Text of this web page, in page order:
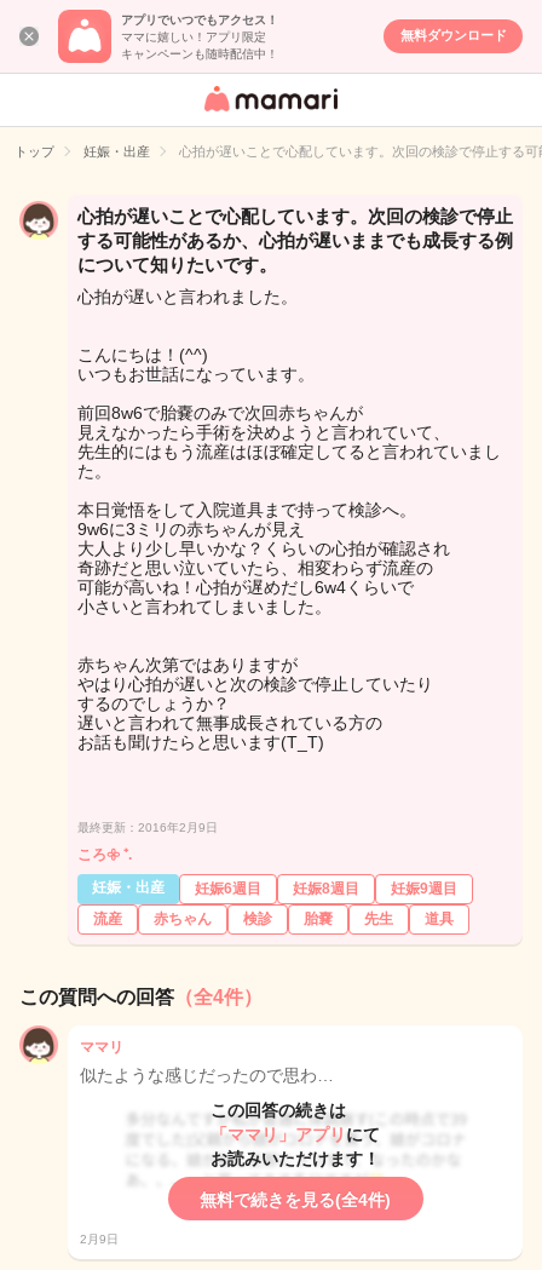
アプリでいつでもアクセス！
ママに嬉しい！アプリ限定
キャンペーンも随時配信中！
無料ダウンロード
女性専用匿名QA
イト
トップ 妊娠・出産 心拍が遅いことで心配しています。次回の検診で停止する
心拍が遅いことで心配しています。次回の検診で停止
する可能性があるか、心拍が遅いままでも成長する例
について知りたいです。
心拍が遅いと言われました。
こんにちは！(^^)
いつもお世話になっています。
前回8w6で胎嚢のみで次回赤ちゃんが
見えなかったら手術を決めようと言われていて、
先生的にはもう流産はほぼ確定してると言われていまし
た。
本日覚悟をして入院道具まで持って検診へ。
9w6に3ミリの赤ちゃんが見え
大人より少し早いかな？くらいの心拍が確認され
奇跡だと思い泣いていたら、相変わらず流産の
可能が高いね！心拍が遅めだし6w4くらいで
小さいと言われてしまいました。
赤ちゃん次第ではありますが
やはり心拍が遅いと次の検診で停止していたり
するのでしょうか？
遅いと言われて無事成長されている方の
お話も聞けたらと思います(T_T)
最終更新：2016年2月9日
ころ𖧷 ⁺.
妊娠・出産
妊娠6週目 妊娠8週目
妊娠9週目
流産
赤ちゃん 検診 胎嚢 先生 道具
この質問への回答 （全4件）
ママリ
似たような感じだったので思わ…
この回答の続きは
「ママリ」アプリ にて
お読みいただけます！
無料で続きを見る(全4件)
2月9日